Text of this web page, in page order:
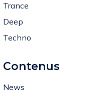
Trance
Deep
Techno
Contenus
News